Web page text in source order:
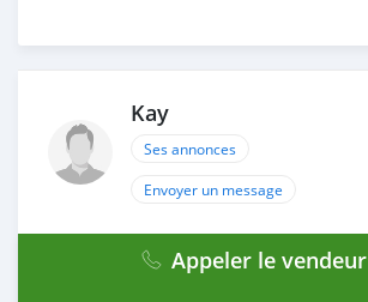
Kay
Ses annonces
Envoyer un message
Appeler le vendeur